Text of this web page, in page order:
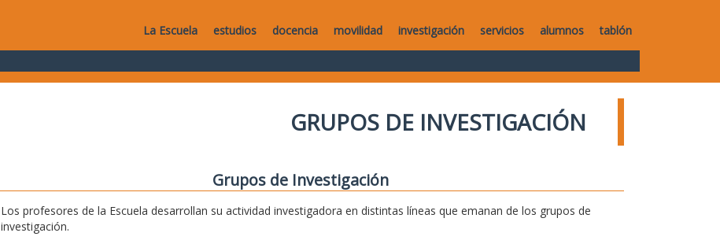
La Escuela estudios docencia movilidad investigación servicios alumnos tablón
GRUPOS DE INVESTIGACIÓN
Grupos de Investigación
Los profesores de la Escuela desarrollan su actividad investigadora en distintas líneas que emanan de los grupos de
investigación.